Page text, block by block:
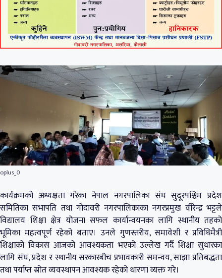
oplus_0
कार्यक्रमको अध्यक्षता गरेका नेपाल नगरपालिका संघ सुदूरपश्चिम प्रदेश
समितिका सभापति तथा गोदावरी नगरपालिकाका नगरप्रमुख वीरेन्द्र भट्टले
विद्यालय शिक्षा क्षेत्र योजना सफल कार्यान्वयनका लागि स्थानीय तहको
भूमिका महत्वपूर्ण रहेको बताए। उनले गुणस्तरीय, समावेशी र प्रविधिमैत्री
शिक्षाको विकास आजको आवश्यकता भएको उल्लेख गर्दै शिक्षा सुधारका
लागि संघ, प्रदेश र स्थानीय सरकारबीच प्रभावकारी समन्वय, साझा प्रतिबद्धता
तथा पर्याप्त स्रोत व्यवस्थापन आवश्यक रहेको धारणा व्यक्त गरे।